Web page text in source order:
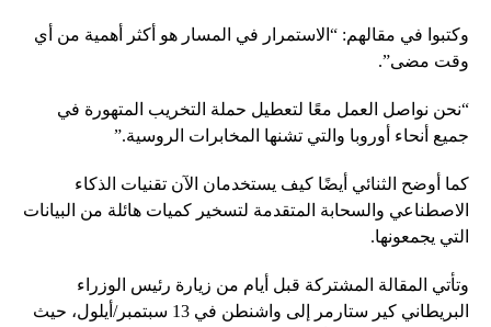
وكتبوا في مقالهم: “الاستمرار في المسار هو أكثر أهمية من أي
وقت مضى”.
“نحن نواصل العمل معًا لتعطيل حملة التخريب المتهورة في
جميع أنحاء أوروبا والتي تشنها المخابرات الروسية.”
كما أوضح الثنائي أيضًا كيف يستخدمان الآن تقنيات الذكاء
الاصطناعي والسحابة المتقدمة لتسخير كميات هائلة من البيانات
التي يجمعونها.
وتأتي المقالة المشتركة قبل أيام من زيارة رئيس الوزراء
البريطاني كير ستارمر إلى واشنطن في 13 سبتمبر/أيلول، حيث